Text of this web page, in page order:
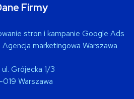
Firmy
stron i kampanie Google Ads
marketingowa Warszawa
ul. Grójecka 1/3
Warszawa